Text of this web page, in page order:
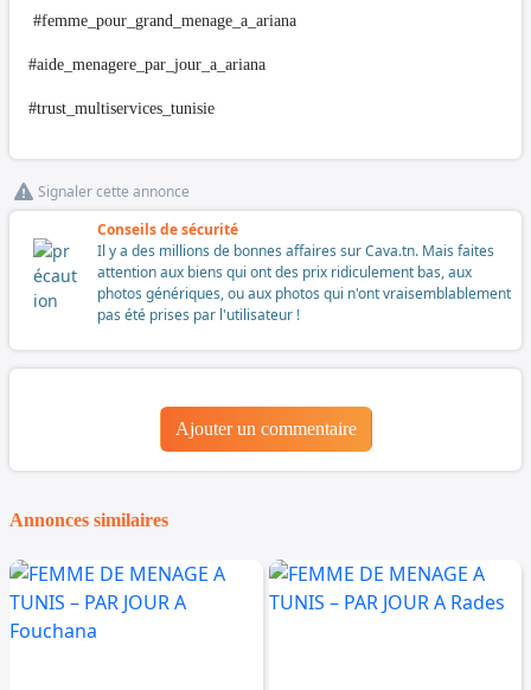
#femme_pour_grand_menage_a_ariana
#aide_menagere_par_jour_a_ariana
#trust_multiservices_tunisie
Signaler cette annonce
Conseils de sécurité
Il y a des millions de bonnes affaires sur Cava.tn. Mais faites
attention aux biens qui ont des prix ridiculement bas, aux
photos génériques, ou aux photos qui n'ont vraisemblablement
pas été prises par l'utilisateur !
Ajouter un commentaire
Annonces similaires